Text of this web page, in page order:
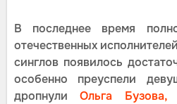
В последнее время
отечественных
синглов появилось
особенно преуспели
дропнулиОльга Бузова,